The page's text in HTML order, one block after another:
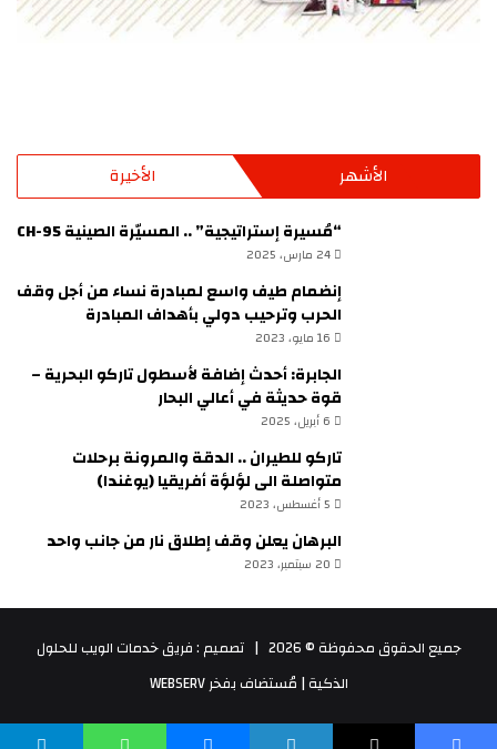
الأشهر الأخيرة
“مُسيرة إستراتيجية” .. المسيّرة الصينية CH-95
24 مارس، 2025
إنضمام طيف واسع لمبادرة نساء من أجل وقف
الحرب وترحيب دولي بأهداف المبادرة
16 مايو، 2023
الجابرة: أحدث إضافة لأسطول تاركو البحرية –
قوة حديثة في أعالي البحار
6 أبريل، 2025
تاركو للطيران .. الدقة والمرونة برحلات
متواصلة الى لؤلؤة أفريقيا (يوغندا)
5 أغسطس، 2023
البرهان يعلن وقف إطلاق نار من جانب واحد
20 سبتمبر، 2023
جميع الحقوق محفوظة © 2026 |
تصميم : فريق خدمات الويب للحلول
الذكية | مُستضاف بفخرWEBSERV